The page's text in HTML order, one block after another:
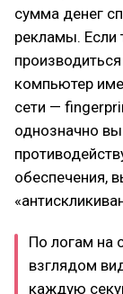
сумма денег
рекламы. Если
компьютер
сети —
однозначно
обеспечения,
По логам на
взглядом
каждую